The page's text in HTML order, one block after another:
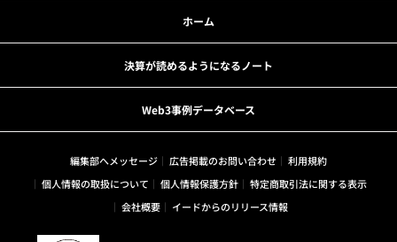
ホーム
決算が読めるようになるノート
Web3事例データベース
編集部へメッセージ 広告掲載のお問い合わせ
利用規約
個人情報の取扱について
個人情報保護方針
特定商取引法に関する表示
会社概要
イードからのリリース情報